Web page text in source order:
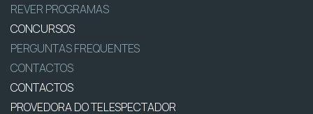
REVER PROGRAMAS
CONCURSOS
PERGUNTAS FREQUENTES
CONTACTOS
CONTACTOS
PROVEDORA DO TELESPECTADOR